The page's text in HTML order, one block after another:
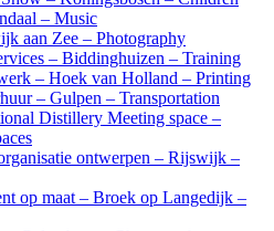
– Music
aan Zee – Photography
– Biddinghuizen – Training
– Hoek van Holland – Printing
– Gulpen – Transportation
Distillery Meeting space –
ontwerpen – Rijswijk –
op maat – Broek op Langedijk –